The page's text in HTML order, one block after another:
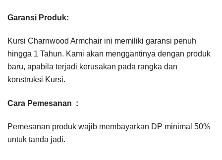
Garansi Produk:
Kursi Charnwood Armchair ini memiliki garansi penuh
hingga 1 Tahun. Kami akan menggantinya dengan produk
baru, apabila terjadi kerusakan pada rangka dan
konstruksi Kursi.
Cara Pemesanan :
Pemesanan produk wajib membayarkan DP minimal 50%
untuk tanda jadi.